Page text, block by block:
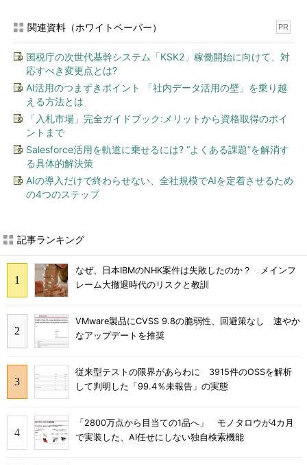
関連資料（ホワイトペーパー） PR
国税庁の次世代基幹システム「KSK2」稼働開始に向けて、対
応すべき変更点とは?
AI活用のつまずきポイント 「社内データ活用の壁」を乗り越
える方法とは
「入札市場」完全ガイドブック:メリットから資格取得のポイ
ントまで
Salesforce活用を軌道に乗せるには? “よくある課題”を解消す
る具体的解決策
AIの導入だけで終わらせない、全社規模でAIを定着させるため
の4つのステップ
記事ランキング
なぜ、日本IBMのNHK案件は失敗したのか？ メインフ
レーム大撤退時代のリスクと教訓
VMware製品にCVSS 9.8の脆弱性、回避策なし 速やか
なアップデートを推奨
従来型テストの限界があらわに 3915件のOSSを解析
して判明した「99.4％未報告」の実態
「2800万点から目当ての1品へ」 モノタロウが4カ月
で実装した、AI任せにしない独自検索機能